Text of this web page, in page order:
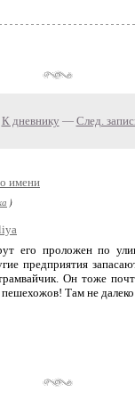
К дневнику — След.
имени
)
его проложен по
предприятия
Он тоже
Там не